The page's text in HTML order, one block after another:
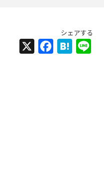
Facebook
Hatena